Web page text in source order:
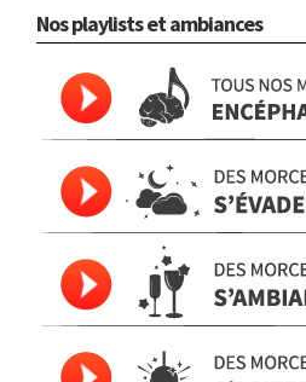
Nos playlists et ambiances